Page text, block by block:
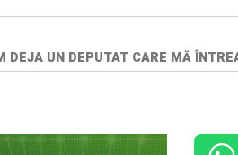
UN DEPUTAT CARE MĂ